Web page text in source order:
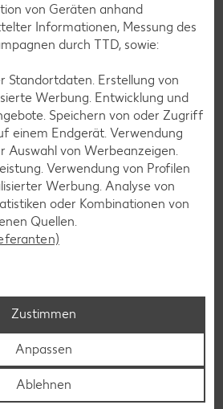
Maracujas direkt aus der Schale
Maracuja essen nur wenige
dafür zu säurehaltig. Im
angenehm-frische Note, macht
vom Müsli, der Obstbowl oder
an das Fruchtfleisch zu gelangen,
Frucht am besten quer mit einem
aus.
zu süßen Gerichten
gut. Daher wird das gelbe
– ist die Südfrucht ein leckeres
sichtbaren schwarzen Kerne, lässt
der Weiterverarbeitung gut durch
von Geräten anhand
Informationen, Messung des
durch TTD, sowie:
Standortdaten. Erstellung von
Werbung. Entwicklung und
Speichern von oder Zugriff
einem Endgerät. Verwendung
Auswahl von Werbeanzeigen.
Verwendung von Profilen
Werbung. Analyse von
oder Kombinationen von
Quellen.
Zustimmen
Anpassen
Ablehnen